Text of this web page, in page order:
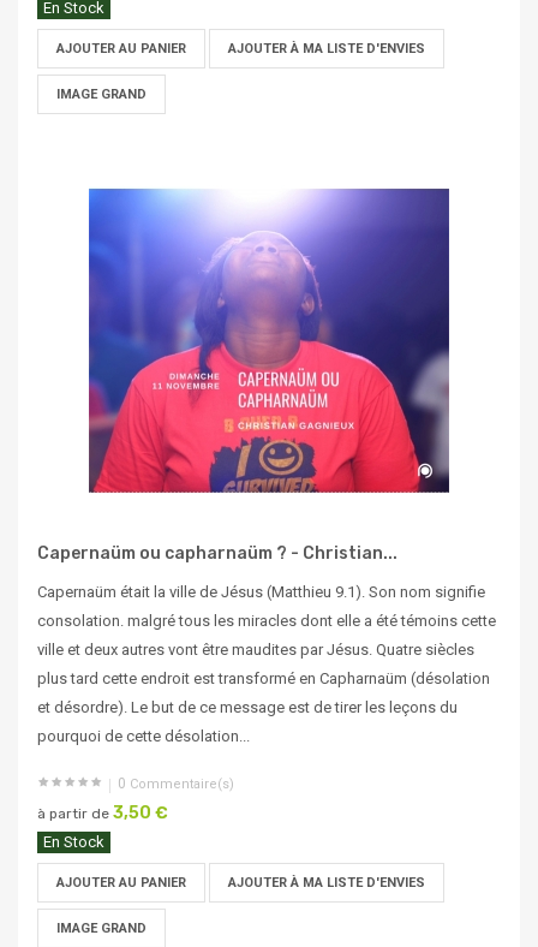
En Stock
AJOUTER AU PANIER AJOUTER À MA LISTE D'ENVIES
IMAGE GRAND
Capernaüm ou capharnaüm ? - Christian...
Capernaüm était la ville de Jésus (Matthieu 9.1). Son nom signifie
consolation. malgré tous les miracles dont elle a été témoins cette
ville et deux autres vont être maudites par Jésus. Quatre siècles
plus tard cette endroit est transformé en Capharnaüm (désolation
et désordre). Le but de ce message est de tirer les leçons du
pourquoi de cette désolation...
0 Commentaire(s)
à partir de 3,50 €
En Stock
AJOUTER AU PANIER AJOUTER À MA LISTE D'ENVIES
IMAGE GRAND